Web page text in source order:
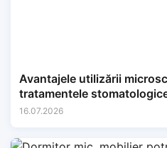
Avantajele utilizării
tratamentele
16.07.2026